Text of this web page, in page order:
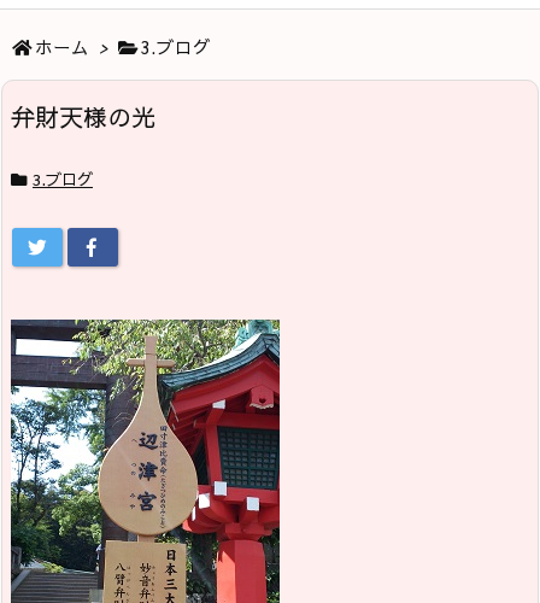
ホーム > 3.ブログ
弁財天様の光
3.ブログ